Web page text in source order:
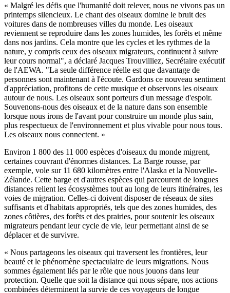
« Malgré les défis que l'humanité doit relever, nous ne vivons pas un
printemps silencieux. Le chant des oiseaux domine le bruit des
voitures dans de nombreuses villes du monde. Les oiseaux
reviennent se reproduire dans les zones humides, les forêts et même
dans nos jardins. Cela montre que les cycles et les rythmes de la
nature, y compris ceux des oiseaux migrateurs, continuent à suivre
leur cours normal", a déclaré Jacques Trouvilliez, Secrétaire exécutif
de l'AEWA. "La seule différence réelle est que davantage de
personnes sont maintenant à l'écoute. Gardons ce nouveau sentiment
d'appréciation, profitons de cette musique et observons les oiseaux
autour de nous. Les oiseaux sont porteurs d'un message d'espoir.
Souvenons-nous des oiseaux et de la nature dans son ensemble
lorsque nous irons de l'avant pour construire un monde plus sain,
plus respectueux de l'environnement et plus vivable pour nous tous.
Les oiseaux nous connectent. »
Environ 1 800 des 11 000 espèces d'oiseaux du monde migrent,
certaines couvrant d'énormes distances. La Barge rousse, par
exemple, vole sur 11 680 kilomètres entre l'Alaska et la Nouvelle-
Zélande. Cette barge et d'autres espèces qui parcourent de longues
distances relient les écosystèmes tout au long de leurs itinéraires, les
voies de migration. Celles-ci doivent disposer de réseaux de sites
suffisants et d'habitats appropriés, tels que des zones humides, des
zones côtières, des forêts et des prairies, pour soutenir les oiseaux
migrateurs pendant leur cycle de vie, leur permettant ainsi de se
déplacer et de survivre.
« Nous partageons les oiseaux qui traversent les frontières, leur
beauté et le phénomène spectaculaire de leurs migrations. Nous
sommes également liés par le rôle que nous jouons dans leur
protection. Quelle que soit la distance qui nous sépare, nos actions
combinées déterminent la survie de ces voyageurs de longue